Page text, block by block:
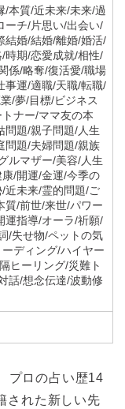
/本質/近未来/未来/過
ーチ/片思い/出会い/
結婚/結婚/離婚/婚活/
時期/恋愛成就/相性/
係/略奪/復活愛/職場
事運/適職/天職/転職/
/夢/目標/ビジネス
ナー/ママ友の本
問題/親子問題/人生
問題/夫婦問題/親族
ルマザー/美容/人生
/開運/金運/今季の
近未来/霊的問題/ご
質/前世/来世/パワー
運指導/オーラ/祈願/
/失せ物/ペットの気
ディング/ハイヤー
ヒーリング/災難ト
話/想念伝達/波動修
プロの占い歴14
された新しい先